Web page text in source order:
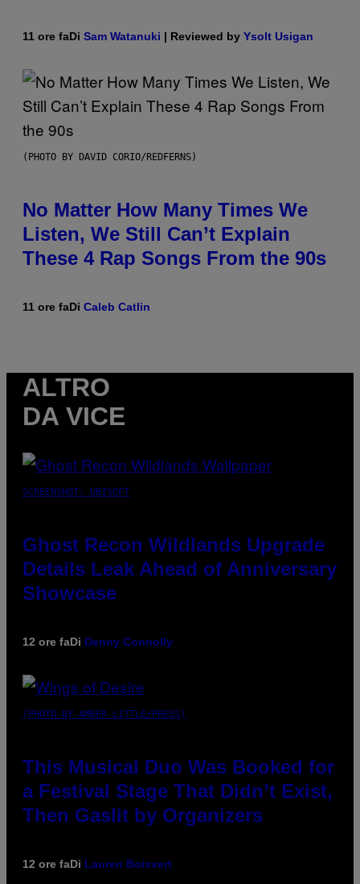
11 ore faDi Sam Watanuki | Reviewed by Ysolt Usigan
(PHOTO BY DAVID CORIO/REDFERNS)
No Matter How Many Times We
Listen, We Still Can’t Explain
These 4 Rap Songs From the 90s
11 ore faDi Caleb Catlin
ALTRO
DA VICE
SCREENSHOT: UBISOFT
Ghost Recon Wildlands Upgrade
Details Leak Ahead of Anniversary
Showcase
12 ore faDi Denny Connolly
(PHOTO BY AMBER LITTLE/PRESS)
This Musical Duo Was Booked for
a Festival Stage That Didn’t Exist,
Then Gaslit by Organizers
12 ore faDi Lauren Boisvert